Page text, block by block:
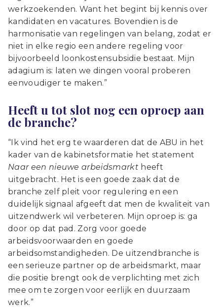
werkzoekenden. Want het begint bij kennis over
kandidaten en vacatures. Bovendien is de
harmonisatie van regelingen van belang, zodat er
niet in elke regio een andere regeling voor
bijvoorbeeld loonkostensubsidie bestaat. Mijn
adagium is: laten we dingen vooral proberen
eenvoudiger te maken.”
Heeft u tot slot nog een oproep aan
de branche?
“Ik vind het erg te waarderen dat de ABU in het
kader van de kabinetsformatie het statement
Naar een nieuwe arbeidsmarkt heeft
uitgebracht. Het is een goede zaak dat de
branche zelf pleit voor regulering en een
duidelijk signaal afgeeft dat men de kwaliteit van
uitzendwerk wil verbeteren. Mijn oproep is: ga
door op dat pad. Zorg voor goede
arbeidsvoorwaarden en goede
arbeidsomstandigheden. De uitzendbranche is
een serieuze partner op de arbeidsmarkt, maar
die positie brengt ook de verplichting met zich
mee om te zorgen voor eerlijk en duurzaam
werk.”